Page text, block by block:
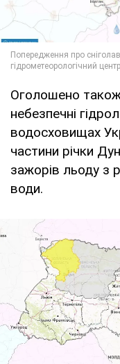
Оголошено
небезпечні
водосховищах
частини річки
зажорiв льоду з
води.